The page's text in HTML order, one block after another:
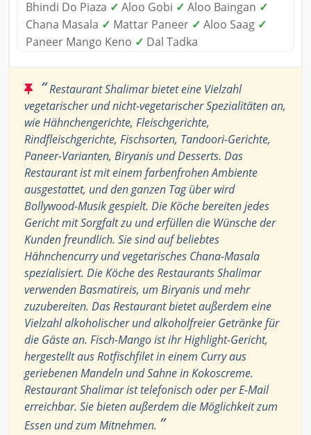
Bhindi Do Piaza ✓ Aloo Gobi ✓ Aloo Baingan ✓
Chana Masala ✓ Mattar Paneer ✓ Aloo Saag ✓
Paneer Mango Keno ✓ Dal Tadka
“Restaurant Shalimar bietet eine Vielzahl
vegetarischer und nicht-vegetarischer Spezialitäten an,
wie Hähnchengerichte, Fleischgerichte,
Rindfleischgerichte, Fischsorten, Tandoori-Gerichte,
Paneer-Varianten, Biryanis und Desserts. Das
Restaurant ist mit einem farbenfrohen Ambiente
ausgestattet, und den ganzen Tag über wird
Bollywood-Musik gespielt. Die Köche bereiten jedes
Gericht mit Sorgfalt zu und erfüllen die Wünsche der
Kunden freundlich. Sie sind auf beliebtes
Hähnchencurry und vegetarisches Chana-Masala
spezialisiert. Die Köche des Restaurants Shalimar
verwenden Basmatireis, um Biryanis und mehr
zuzubereiten. Das Restaurant bietet außerdem eine
Vielzahl alkoholischer und alkoholfreier Getränke für
die Gäste an. Fisch-Mango ist ihr Highlight-Gericht,
hergestellt aus Rotfischfilet in einem Curry aus
geriebenen Mandeln und Sahne in Kokoscreme.
Restaurant Shalimar ist telefonisch oder per E-Mail
erreichbar. Sie bieten außerdem die Möglichkeit zum
Essen und zum Mitnehmen. ”